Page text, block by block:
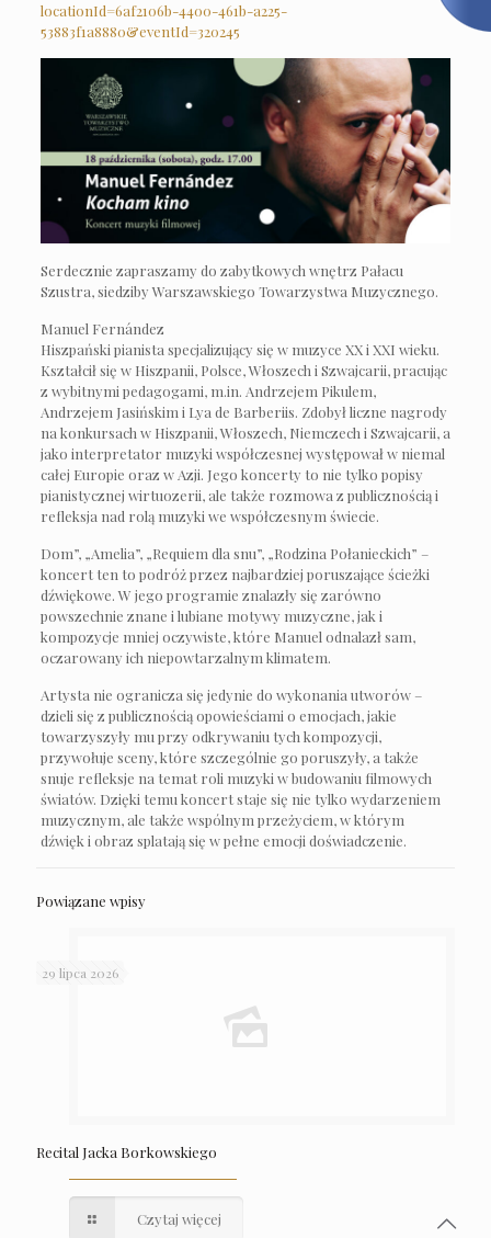
locationId=6af2106b-4400-461b-a225-
53883f1a8880&eventId=320245
Serdecznie zapraszamy do zabytkowych wnętrz Pałacu
Szustra, siedziby Warszawskiego Towarzystwa Muzycznego.
Manuel Fernández
Hiszpański pianista specjalizujący się w muzyce XX i XXI wieku.
Kształcił się w Hiszpanii, Polsce, Włoszech i Szwajcarii, pracując
z wybitnymi pedagogami, m.in. Andrzejem Pikulem,
Andrzejem Jasińskim i Lya de Barberiis. Zdobył liczne nagrody
na konkursach w Hiszpanii, Włoszech, Niemczech i Szwajcarii, a
jako interpretator muzyki współczesnej występował w niemal
całej Europie oraz w Azji. Jego koncerty to nie tylko popisy
pianistycznej wirtuozerii, ale także rozmowa z publicznością i
refleksja nad rolą muzyki we współczesnym świecie.
Dom”, „Amelia”, „Requiem dla snu”, „Rodzina Połanieckich” –
koncert ten to podróż przez najbardziej poruszające ścieżki
dźwiękowe. W jego programie znalazły się zarówno
powszechnie znane i lubiane motywy muzyczne, jak i
kompozycje mniej oczywiste, które Manuel odnalazł sam,
oczarowany ich niepowtarzalnym klimatem.
Artysta nie ogranicza się jedynie do wykonania utworów –
dzieli się z publicznością opowieściami o emocjach, jakie
towarzyszyły mu przy odkrywaniu tych kompozycji,
przywołuje sceny, które szczególnie go poruszyły, a także
snuje refleksje na temat roli muzyki w budowaniu filmowych
światów. Dzięki temu koncert staje się nie tylko wydarzeniem
muzycznym, ale także wspólnym przeżyciem, w którym
dźwięk i obraz splatają się w pełne emocji doświadczenie.
Powiązane wpisy
29 lipca 2026
Recital Jacka Borkowskiego
Czytaj więcej